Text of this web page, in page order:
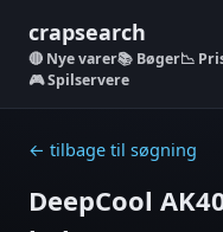
crapsearch
Nye varer📚 Bøger📉
🎮 Spilservere
← tilbage til søgning
DeepCool